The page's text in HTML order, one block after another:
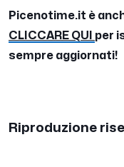
Picenotime.it è
CLICCARE QUI per
sempre aggiornati!
Riproduzione